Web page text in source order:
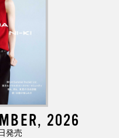
2026
発売